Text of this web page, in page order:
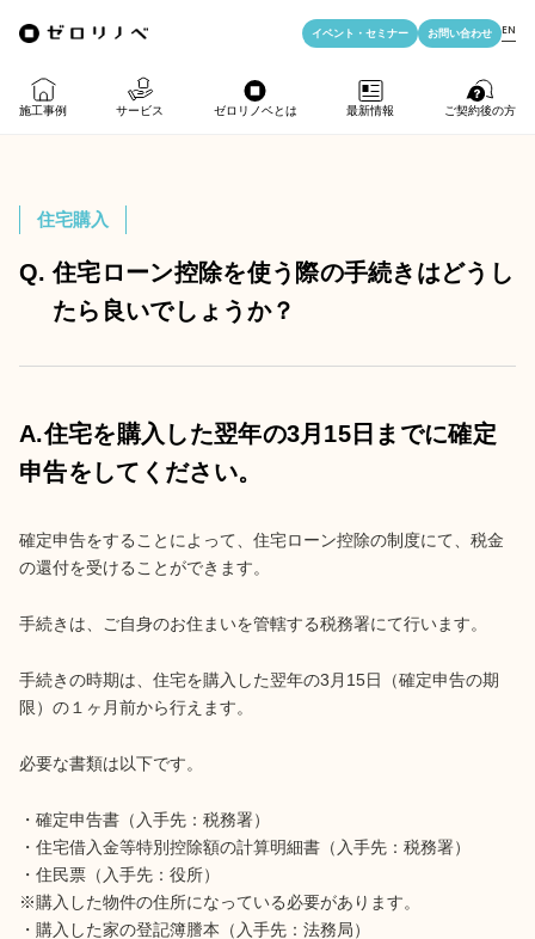
施工事例 サービス
リノベのみ
物件購入
売却・住み替え
法人向けリノベ
ゼロリノベとは
ゼロリノベのひと
ゼロリノベの安心予算
満足度アンケート
メディア掲載
最新情報
よみもの
資料ダウンロード
よくある質問
ご契約後の方
アフターサポート
イベント・ セミナー お問い合わせ EN
住宅購入
Q. 住宅ローン控除を使う際の手続きはどうし
たら良いでしょうか？
A.住宅を購入した翌年の3月15日までに確定
申告をしてください。
確定申告をすることによって、住宅ローン控除の制度にて、税金
の還付を受けることができます。
手続きは、ご自身のお住まいを管轄する税務署にて行います。
手続きの時期は、住宅を購入した翌年の3月15日（確定申告の期
限）の１ヶ月前から行えます。
必要な書類は以下です。
・確定申告書（入手先：税務署）
・住宅借入金等特別控除額の計算明細書（入手先：税務署）
・住民票（入手先：役所）
※購入した物件の住所になっている必要があります。
・購入した家の登記簿謄本（入手先：法務局）